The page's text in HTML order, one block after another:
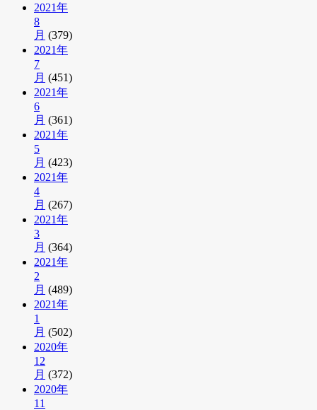
2021年
8
月 (379)
2021年
7
月 (451)
2021年
6
月 (361)
2021年
5
月 (423)
2021年
4
月 (267)
2021年
3
月 (364)
2021年
2
月 (489)
2021年
1
月 (502)
2020年
12
月 (372)
2020年
11